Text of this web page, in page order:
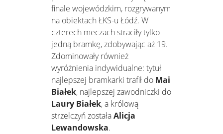
finale wojewódzkim, rozgrywanym
na obiektach ŁKS-u Łódź. W
czterech meczach straciły tylko
jedną bramkę, zdobywając aż 19.
Zdominowały również
wyróżnienia indywidualne: tytuł
najlepszej bramkarki trafił do Mai
Białek, najlepszej zawodniczki do
Laury Białek, a królową
strzelczyń zostałaAlicja
Lewandowska.